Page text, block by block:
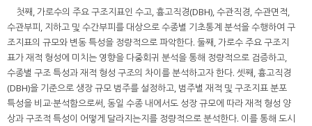
첫째, 가로수의 주요 구조지표인 수고, 흉고직경(DBH), 수관직경, 수관면적,
수관부피, 지하고 및 수간부피를 대상으로 수종별 기초통계 분석을 수행하여 구
조지표의 규모와 변동 특성을 정량적으로 파악한다. 둘째, 가로수 주요 구조지
표가 재적 형성에 미치는 영향을 다중회귀 분석을 통해 정량적으로 검증하고,
수종별 구조 특성과 재적 형성 구조의 차이를 분석하고자 한다. 셋째, 흉고직경
(DBH)을 기준으로 생장 규모 범주를 설정하고, 범주별 재적 및 구조지표 분포
특성을 비교·분석함으로써, 동일 수종 내에서도 성장 규모에 따라 재적 형성 양
상과 구조적 특성이 어떻게 달라지는지를 정량적으로 분석한다. 이를 통해 도시